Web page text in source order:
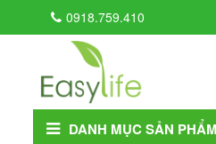
0918.759.410
DANH MỤC SẢN PHẨM